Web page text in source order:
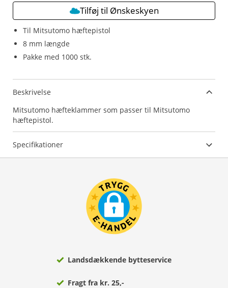
Til Mitsutomo hæftepistol
8 mm længde
Pakke med 1000 stk.
Tilføj til Ønskeskyen
Beskrivelse
Mitsutomo hæfteklammer som passer til Mitsutomo
hæftepistol.
Specifikationer
Landsdækkende bytteservice
Fragt fra kr. 25,-